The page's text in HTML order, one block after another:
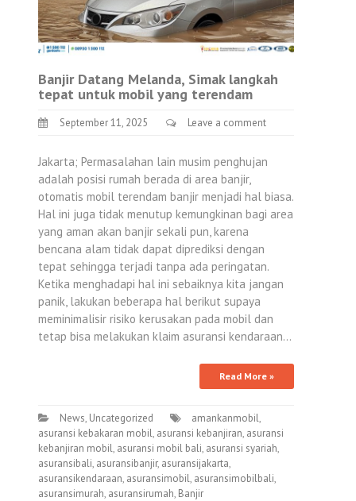
Banjir Datang Melanda, Simak langkah
tepat untuk mobil yang terendam
September 11, 2025 Leave a comment
Jakarta; Permasalahan lain musim penghujan
adalah posisi rumah berada di area banjir,
otomatis mobil terendam banjir menjadi hal biasa.
Hal ini juga tidak menutup kemungkinan bagi area
yang aman akan banjir sekali pun, karena
bencana alam tidak dapat diprediksi dengan
tepat sehingga terjadi tanpa ada peringatan.
Ketika menghadapi hal ini sebaiknya kita jangan
panik, lakukan beberapa hal berikut supaya
meminimalisir risiko kerusakan pada mobil dan
tetap bisa melakukan klaim asuransi kendaraan…
Read More »
News, Uncategorized amankanmobil,
asuransi kebakaran mobil, asuransi kebanjiran, asuransi
kebanjiran mobil, asuransi mobil bali, asuransi syariah,
asuransibali, asuransibanjir, asuransijakarta,
asuransikendaraan, asuransimobil, asuransimobilbali,
asuransimurah, asuransirumah, Banjir